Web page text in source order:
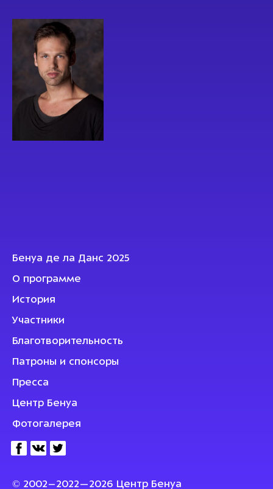
Бенуа де ла Данс 2025
О программе
История
Участники
Благотворительность
Патроны и спонсоры
Пресса
Центр Бенуа
Фотогалерея
© 2002–2022—2026 Центр Бенуа